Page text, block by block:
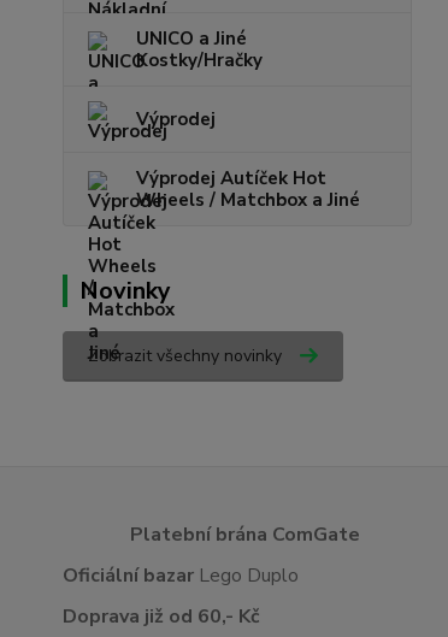
UNICO a Jiné
Kostky/Hračky
Výprodej
Výprodej Autíček Hot
Wheels / Matchbox a Jiné
Novinky
Zobrazit všechny novinky
Platební brána ComGate
Oficiální bazar Lego Duplo
Doprava již od 60,- Kč